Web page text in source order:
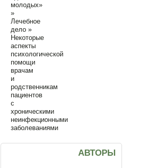
молодых»
»
Лечебное
дело »
Некоторые
аспекты
психологической
помощи
врачам
и
родственникам
пациентов
с
хроническими
неинфекционными
заболеваниями
АВТОРЫ